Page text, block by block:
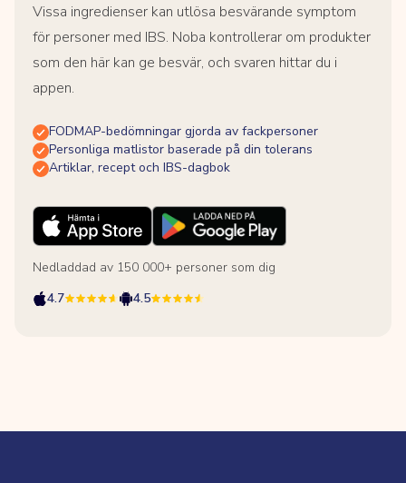
Vissa ingredienser kan utlösa besvärande symptom
för personer med IBS. Noba kontrollerar om produkter
som den här kan ge besvär, och svaren hittar du i
appen.
FODMAP-bedömningar gjorda av fackpersoner
Personliga matlistor baserade på din tolerans
Artiklar, recept och IBS-dagbok
Nedladdad av 150 000+ personer som dig
4.7
4.5